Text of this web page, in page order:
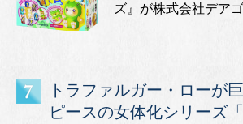
ズ』が株式会社デア
トラファルガー・ローが
ピースの女体化シリーズ